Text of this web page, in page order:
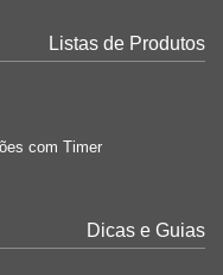
Listas de Produtos
com Timer
Dicas e Guias